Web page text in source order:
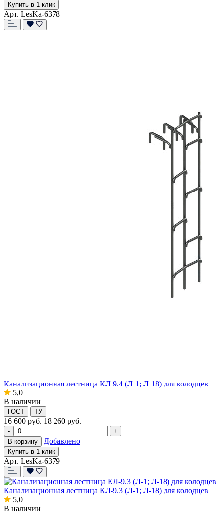
Купить в 1 клик
Арт. LesKa-6378
Канализационная лестница КЛ-9.4 (Л-1; Л-18) для колодцев
5,0
В наличии
ГОСТ ТУ
16 600 руб. 18 260 руб.
-
+
В корзину
Добавлено
Купить в 1 клик
Арт. LesKa-6379
Канализационная лестница КЛ-9.3 (Л-1; Л-18) для колодцев
5,0
В наличии